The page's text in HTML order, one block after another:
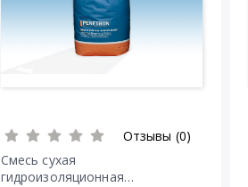
Отзывы (0)
Смесь сухая
гидроизоляционная